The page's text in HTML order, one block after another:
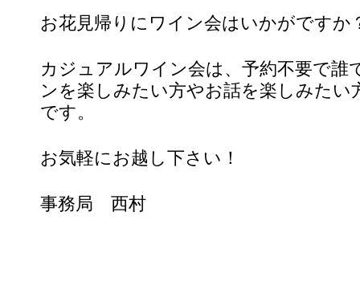
お花見帰りにワイン会はいかがですか
カジュアルワイン会は、予約不要で誰
ンを楽しみたい方やお話を楽しみたい
です。
お気軽にお越し下さい！
事務局 西村